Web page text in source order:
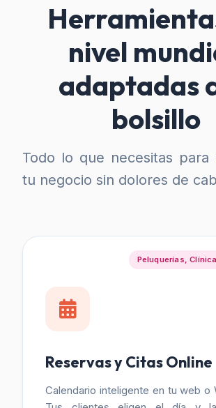
nivel
adaptadas
bolsillo
Todo lo que necesitas para
tu negocio sin dolores de
Peluquerías,
Reservas y Citas Online
Calendario inteligente en tu web o